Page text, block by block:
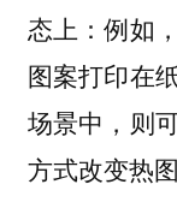
态上：例如
图案打印在
场景中，则
方式改变热图